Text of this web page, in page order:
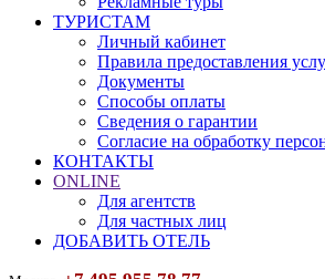
ТУРИСТАМ
Личный кабинет
Правила предоставления
Документы
Способы оплаты
Сведения о гарантии
Согласие на обработку
КОНТАКТЫ
ONLINE
Для агентств
Для частных лиц
ДОБАВИТЬ ОТЕЛЬ